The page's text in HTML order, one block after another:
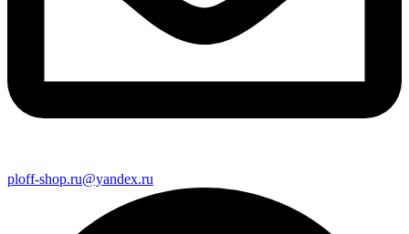
ploff-shop.ru@yandex.ru